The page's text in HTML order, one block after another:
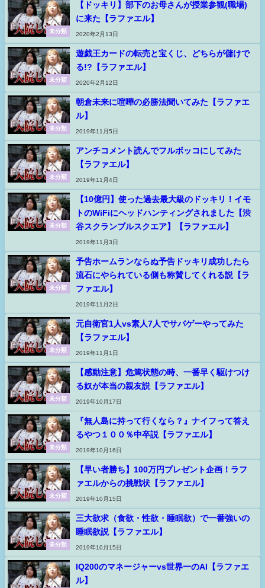
未分類
【ドッキリ】部下のお母さんが授業参観(職場)
に来た【ラファエル】
2020年2月13日
未分類
遊戯王カードの転売と宝くじ、どちらが儲けで
る!?【ラファエル】
2020年2月12日
未分類
朝倉未来に喧嘩の必勝法聞いてみた【ラファエ
ル】
2019年11月5日
未分類
アンチコメント読んでフルボッコにしてみた
【ラファエル】
2019年11月4日
未分類
【10億円】使った過去最大級のドッキリ！イモ
トのWiFiにヘッドハンティングされました【渋
谷スクランブルスクエア】【ラファエル】
2019年11月3日
未分類
予告ホームランならぬ予告ドッキリ成功したら
流石にやられている側も称賛してくれる説【ラ
ファエル】
2019年11月2日
未分類
元自衛官1人vs素人7人でサバゲーやってみた
【ラファエル】
2019年11月1日
未分類
【感動注意】危篤状態の時、一番早く駆けつけ
る奴が本当の親友説【ラファエル】
2019年10月17日
未分類
『無人島に持って行くなら？』ナイフって答え
るやつ１００％中卒説【ラファエル】
2019年10月16日
未分類
【早い者勝ち】100万円プレゼント企画！ラフ
ァエルからの挑戦状【ラファエル】
2019年10月15日
未分類
三大欲求（食欲・性欲・睡眠欲）で一番強いの
睡眠欲説【ラファエル】
2019年10月15日
IQ200のマネージャーvs世界一のAI【ラファエ
ル】